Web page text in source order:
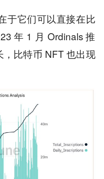
于它们可以直接在比
年 1 月 Ordinals 推
比特币 NFT 也出现